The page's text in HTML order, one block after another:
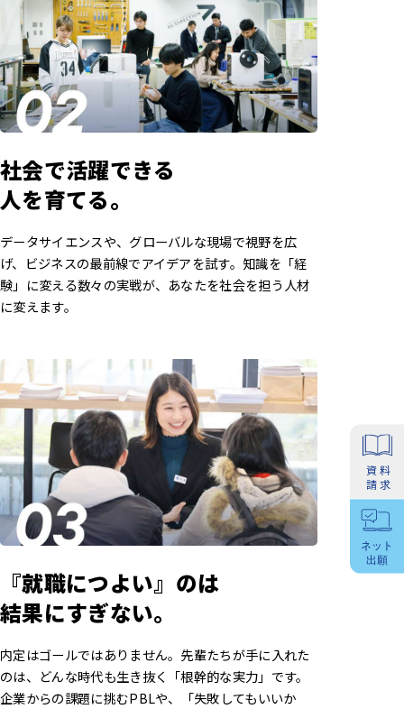
社会で活躍できる
人を育てる。
データサイエンスや、グローバルな現場で視野を広
げ、ビジネスの最前線でアイデアを試す。知識を「経
験」に変える数々の実戦が、あなたを社会を担う人材
に変えます。
『就職につよい』のは
結果にすぎない。
内定はゴールではありません。先輩たちが手に入れた
のは、どんな時代も生き抜く「根幹的な実力」です。
企業からの課題に挑むPBLや、「失敗してもいいか